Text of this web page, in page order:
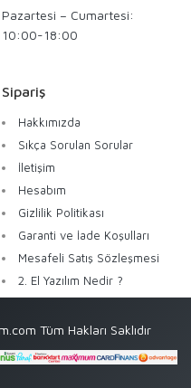
Pazartesi – Cumartesi:
10:00-18:00
Sipariş
Hakkımızda
Sıkça Sorulan Sorular
İletişim
Hesabım
Gizlilik Politikası
Garanti ve İade Koşulları
Mesafeli Satış Sözleşmesi
2. El Yazılım Nedir ?
Tüm Hakları Saklıdır